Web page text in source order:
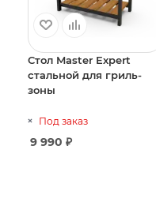
Стол Master Expert
стальной для гриль-
зоны
Под заказ
9 990 ₽